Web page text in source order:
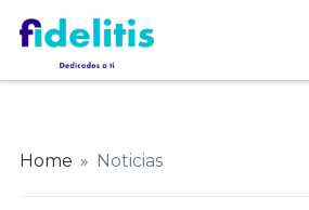
Home » Noticias